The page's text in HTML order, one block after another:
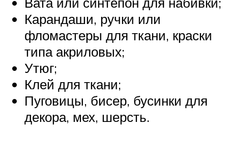
Карандаши, ручки или
фломастеры для ткани, краски
типа акриловых;
Утюг;
Клей для ткани;
Пуговицы, бисер, бусинки для
декора, мех, шерсть.